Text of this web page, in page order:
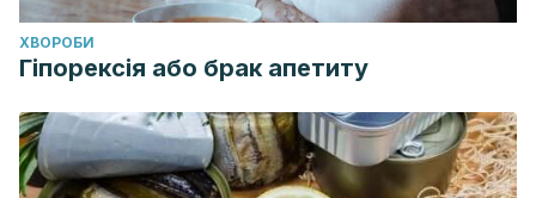
ХВОРОБИ
Гіпорексія або брак апетиту